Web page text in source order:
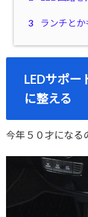
3 ランチと
LEDサポー
に整える
今年５０才になる